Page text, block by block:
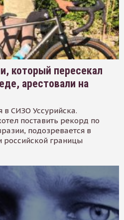
который пересекал
арестовали на
в СИЗО Уссурийска.
поставить рекорд по
подозревается в
российской границы